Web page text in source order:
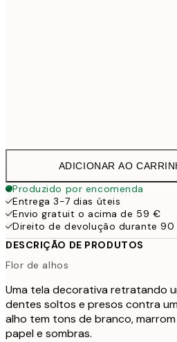
ADICIONAR AO
Produzido por encomenda
Entrega 3-7 dias úteis
Envio gratuit o acima de 59 €
Direito de devolução durante 90
DESCRIÇÃO DE PRODUTOS
Flor de alhos
Uma tela decorativa retratando
dentes soltos e presos contra
alho tem tons de branco,
papel e sombras.